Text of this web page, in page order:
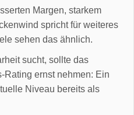
Margen, starkem
spricht für weiteres
sehen das ähnlich.
sucht, sollte das
Rating ernst nehmen: Ein
Niveau bereits als